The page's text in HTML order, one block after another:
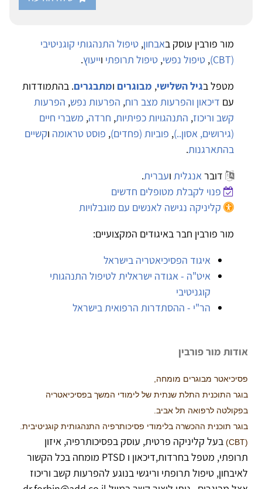
מור פורבין עוסק באבחון, טיפול התנהגותי קוגניטיבי
(CBT)
, טיפול נפשי, טיפול תרופתי וייעוץ.
מטפל בגיל השלישי, מבוגרים ומתבגרים. בהתמודדות
עם דיכאון והפרעות מצב רוח, הפרעות נפש, הפרעות
קשב וריכוז, התנהגויות כפיתיות, חרדה, משברי חיים
(גירושים, אסון..), פוביות (פחדים), פוסט טראומה וקשיים
בהתארגנות.
דובראנגלית ועברית.
פנוי לקבלת מטופלים חדשים
קליניקה נגישה לאנשים עם מוגבלויות
מור פורבין חבר באיגודים המקצועיים:
איגוד הפסיכיאטריה בישראל
איט"ה - אגודה ישראלית לטיפול התנהגותי
קוגניטיבי
הר"י - ההסתדרות הרפואית בישראל
אודות מור פורבין
פסיכיאטר מבוגרים מומחה,
בוגר התוכנית התלת שנתית של לימודי המשך בפסיכיאטריה
בפקולטה לרפואה תל אביב.
בוגר תוכנית ההכשרה בלימודי פסיכותרפיה התנהגותית קוגניטיבית.
(CBT)
בעל קליניקה פרטית, עוסק בפסיכותרפיה, איזון
תרופתי, מטפל בחרדות,דיכאון ו PTSD מומחה בכל הקשור
לאיבחון, טיפול תרופתי וריגשי בנוגע להפרעות קשב וריכוז